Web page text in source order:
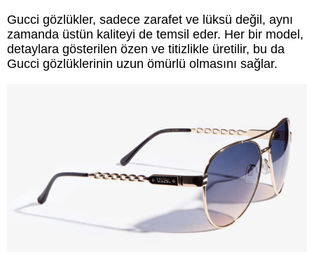
Gucci gözlükler, sadece zarafet ve lüksü değil, aynı
zamanda üstün kaliteyi de temsil eder. Her bir model,
detaylara gösterilen özen ve titizlikle üretilir, bu da
Gucci gözlüklerinin uzun ömürlü olmasını sağlar.